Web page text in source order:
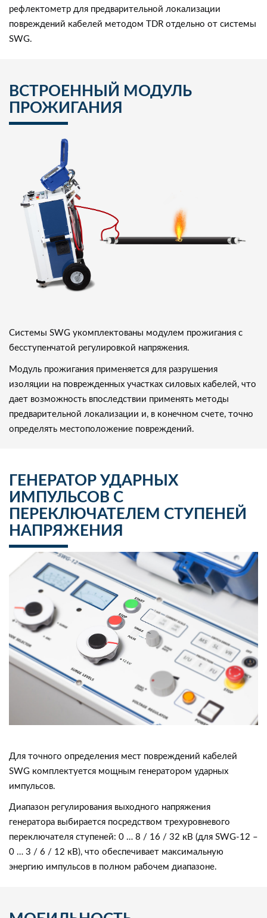
рефлектометр для предварительной локализации
повреждений кабелей методом TDR отдельно от системы
SWG.
ВСТРОЕННЫЙ МОДУЛЬ
ПРОЖИГАНИЯ
Системы SWG укомплектованы модулем прожигания c
бесступенчатой регулировкой напряжения.
Модуль прожигания применяется для разрушения
изоляции на поврежденных участках силовых кабелей, что
дает возможность впоследствии применять методы
предварительной локализации и, в конечном счете, точно
определять местоположение повреждений.
ГЕНЕРАТОР УДАРНЫХ
ИМПУЛЬСОВ С
ПЕРЕКЛЮЧАТЕЛЕМ СТУПЕНЕЙ
НАПРЯЖЕНИЯ
Для точного определения мест повреждений кабелей
SWG комплектуется мощным генератором ударных
импульсов.
Диапазон регулирования выходного напряжения
генератора выбирается посредством трехуровневого
переключателя ступеней: 0 … 8 / 16 / 32 кВ (для SWG-12 –
0 … 3 / 6 / 12 кВ), что обеспечивает максимальную
энергию импульсов в полном рабочем диапазоне.